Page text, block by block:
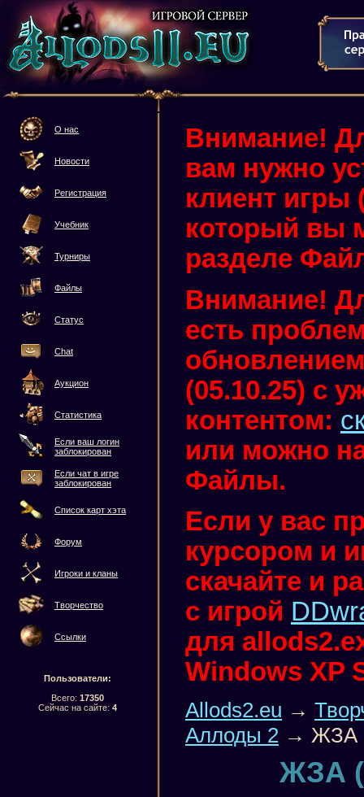
О нас
Новости
Регистрация
Учебник
Турниры
Файлы
Статус
Chat
Аукцион
Статистика
Если ваш логин
заблокирован
Если чат в игре
заблокирован
Список карт хэта
Форум
Игроки и кланы
Творчество
Ссылки
Пользователи:
Всего: 17350
Сейчас на сайте: 4
Внимание!
вам нужно
клиент игры
который вы
разделе
Внимание!
есть
(05.10.25) с
контентом:
или можно
Файлы.
Если у вас
курсором и
скачайте и
с игрой
для
Windows XP
Allods2.eu →
Аллоды 2 → ЖЗА
ЖЗА